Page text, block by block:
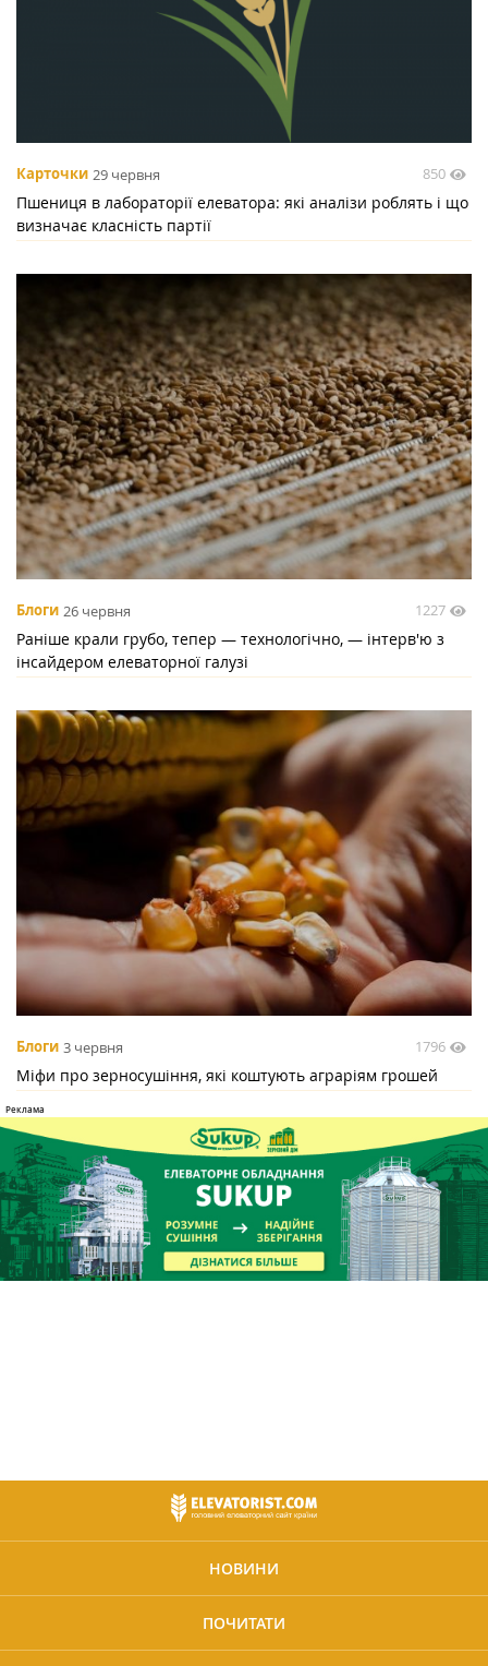
Карточки 29 червня 850
Пшениця в лабораторії елеватора: які аналізи роблять і що
визначає класність партії
Блоги 26 червня 1227
Раніше крали грубо, тепер — технологічно, — інтерв'ю з
інсайдером елеваторної галузі
Блоги 3 червня 1796
Міфи про зерносушіння, які коштують аграріям грошей
НОВИНИ
ПОЧИТАТИ